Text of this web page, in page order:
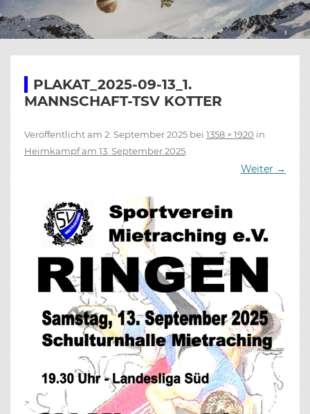
PLAKAT_2025-09-13_1.
MANNSCHAFT-TSV KOTTER
Veröffentlicht am 2. September 2025 bei 1358 × 1920 in
Heimkampf am 13. September 2025
Weiter →